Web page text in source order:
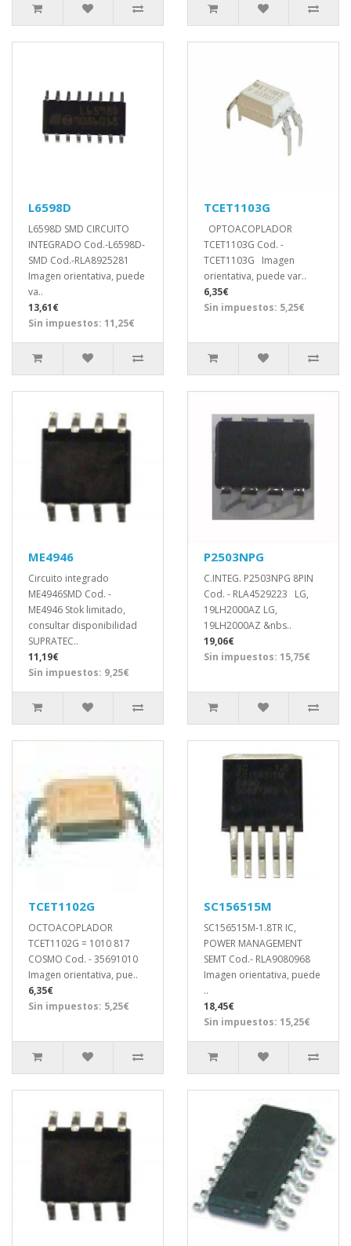
L6598D
L6598D SMD CIRCUITO
INTEGRADO Cod.-L6598D-
SMD Cod.-RLA8925281
Imagen orientativa, puede
va..
13,61€
Sin impuestos: 11,25€
TCET1103G
OPTOACOPLADOR
TCET1103G Cod. -
TCET1103G Imagen
orientativa, puede var..
6,35€
Sin impuestos: 5,25€
ME4946
Circuito integrado
ME4946SMD Cod. -
ME4946 Stok limitado,
consultar disponibilidad
SUPRATEC..
11,19€
Sin impuestos: 9,25€
P2503NPG
C.INTEG. P2503NPG 8PIN
Cod. - RLA4529223 LG,
19LH2000AZ LG,
19LH2000AZ &nbs..
19,06€
Sin impuestos: 15,75€
TCET1102G
OCTOACOPLADOR
TCET1102G = 1010 817
COSMO Cod. - 35691010
Imagen orientativa, pue..
6,35€
Sin impuestos: 5,25€
SC156515M
SC156515M-1.8TR IC,
POWER MANAGEMENT
SEMT Cod.- RLA9080968
Imagen orientativa, puede
..
18,45€
Sin impuestos: 15,25€